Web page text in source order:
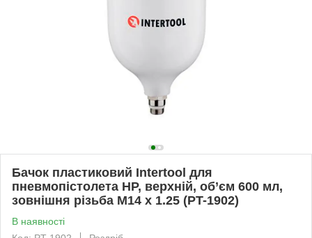
Бачок пластиковий Intertool для
пневмопістолета HP, верхній, об’єм 600 мл,
зовнішня різьба М14 x 1.25 (PT-1902)
В наявності